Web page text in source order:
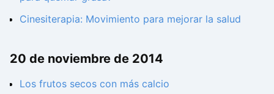
Cinesiterapia: Movimiento para mejorar la salud
20 de noviembre de 2014
Los frutos secos con más calcio